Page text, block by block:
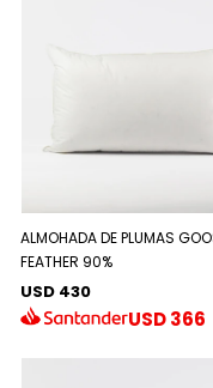
ALMOHADA DE PLUMAS
FEATHER 90%
USD 430
USD366